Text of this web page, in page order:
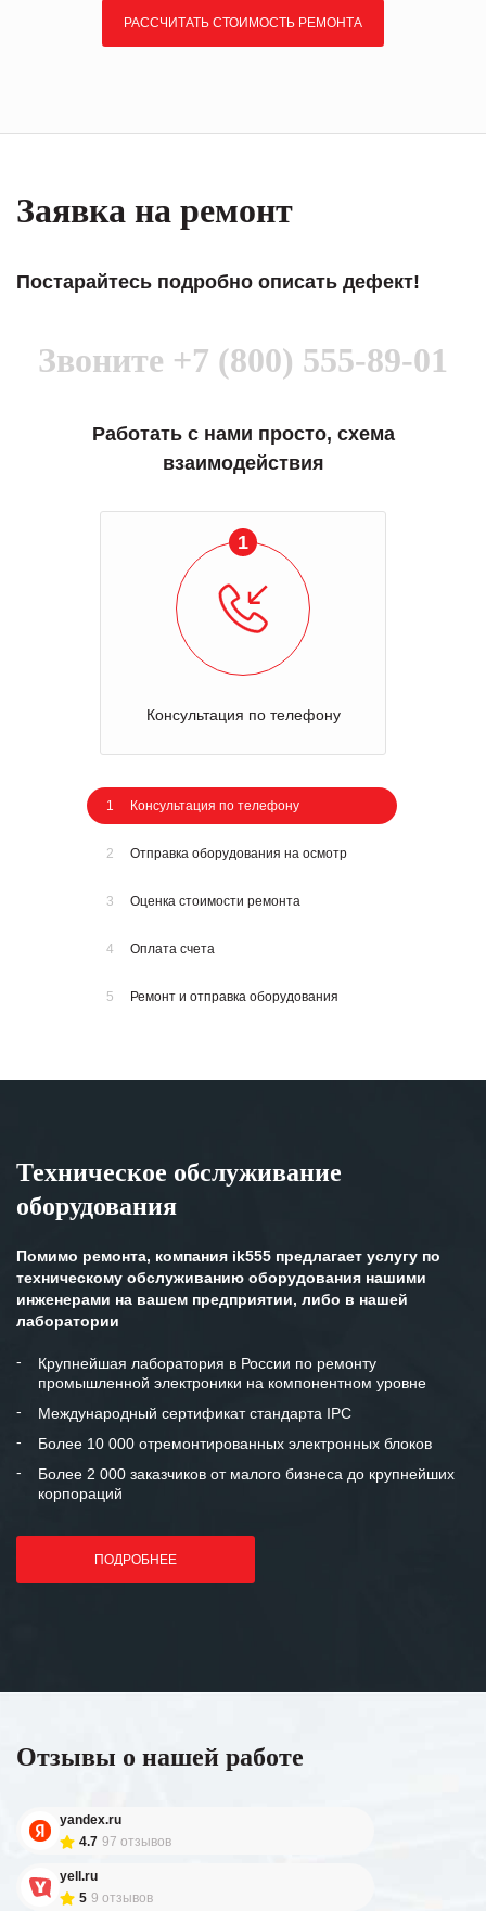
РАССЧИТАТЬ СТОИМОСТЬ РЕМОНТА
Заявка на ремонт
Постарайтесь подробно описать дефект!
Звоните +7 (800) 555-89-01
Работать с нами просто, схема
взаимодействия
1
Консультация по телефону
1 Консультация по телефону
2 Отправка оборудования на осмотр
3 Оценка стоимости ремонта
4 Оплата счета
5 Ремонт и отправка оборудования
Техническое обслуживание
оборудования
Помимо ремонта, компания ik555 предлагает услугу по
техническому обслуживанию оборудования нашими
инженерами на вашем предприятии, либо в нашей
лаборатории
Крупнейшая лаборатория в России по ремонту
промышленной электроники на компонентном уровне
Международный сертификат стандарта IPC
Более 10 000 отремонтированных электронных блоков
Более 2 000 заказчиков от малого бизнеса до крупнейших
корпораций
ПОДРОБНЕЕ
Отзывы о нашей работе
yandex.ru
4.7 97 отзывов
yell.ru
5 9 отзывов